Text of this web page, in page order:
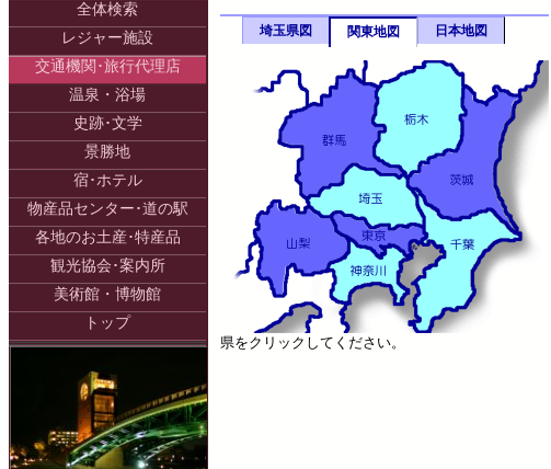
全体検索
レジャー施設
交通機関･旅行代理店
温泉・浴場
史跡･文学
景勝地
宿･ホテル
物産品センター･道の駅
各地のお土産･特産品
観光協会･案内所
美術館・博物館
トップ
埼玉県図 関東地図 日本地図
県をクリックしてください。